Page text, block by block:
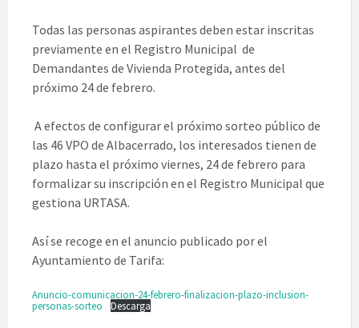
Todas las personas aspirantes deben estar inscritas
previamente en el Registro Municipal de
Demandantes de Vivienda Protegida, antes del
próximo 24 de febrero.
A efectos de configurar el próximo sorteo público de
las 46 VPO de Albacerrado, los interesados tienen de
plazo hasta el próximo viernes, 24 de febrero para
formalizar su inscripción en el Registro Municipal que
gestiona URTASA.
Así se recoge en el anuncio publicado por el
Ayuntamiento de Tarifa:
Anuncio-comunicacion-24-febrero-finalizacion-plazo-inclusion-
personas-sorteo
Descarga